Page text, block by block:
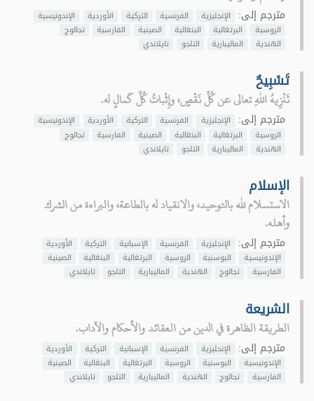
مترجم إلى: الإنجليزية الفرنسية التركية الأوردية
الإندونيسية
الروسية
البرتغالية البنغالية الصينية الفارسية
تجالوج
الهندية
الماليبارية التلجو تايلاندي
تَسْبِيحٌ
تَنْزِيهُ اللهِ تعالى عن كُلِّ نَقْصٍ، وإِثْباتُ كُلِّ كَمالٍ له.
مترجم إلى: الإنجليزية الفرنسية التركية الأوردية
الإندونيسية
الروسية
البرتغالية البنغالية الصينية الفارسية
تجالوج
الهندية
الماليبارية التلجو تايلاندي
الإسلام
الاستسلام لله بالتوحيد، والانقياد له بالطاعة، والبراءة من الشرك
وأهله.
مترجم إلى: الإنجليزية الفرنسية الإسبانية التركية
الأوردية
الإندونيسية
البوسنية الروسية البرتغالية البنغالية
الصينية
الفارسية
تجالوج الهندية الماليبارية التلجو تايلاندي
الشريعة
الطريقة الظاهرة في الدين من العقائد والأحكام والآداب.
مترجم إلى: الإنجليزية الفرنسية الإسبانية التركية
الأوردية
الإندونيسية
البوسنية الروسية البرتغالية البنغالية
الصينية
الفارسية
تجالوج الهندية الماليبارية التلجو تايلاندي